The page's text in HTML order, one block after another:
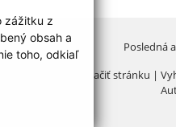
zážitku z
obsah a
toho, odkiaľ
Posledná
Vytlačiť stránku |